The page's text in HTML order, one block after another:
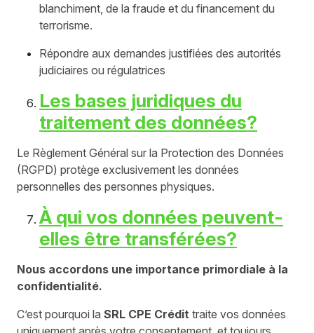
blanchiment, de la fraude et du financement du
terrorisme.
Répondre aux demandes justifiées des autorités
judiciaires ou régulatrices
Les bases juridiques du
traitement des données?
Le Règlement Général sur la Protection des Données
(RGPD) protège exclusivement les données
personnelles des personnes physiques.
À qui vos données peuvent-
elles être transférées?
Nous accordons une importance primordiale à la
confidentialité.
C’est pourquoi la SRL CPE Crédit traite vos données